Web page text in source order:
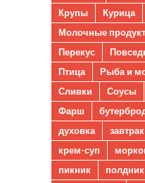
Крупы
Курица
Молочные
Перекус
Птица
Рыба и
Сливки
Соусы
Фарш
духовка
завтрак
крем-суп
пикник
полдник